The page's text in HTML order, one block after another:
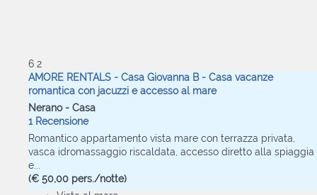
6 2
AMORE RENTALS - Casa Giovanna B - Casa vacanze
romantica con jacuzzi e accesso al mare
Nerano - Casa
1 Recensione
Romantico appartamento vista mare con terrazza privata,
vasca idromassaggio riscaldata, accesso diretto alla spiaggia
e...
(€ 50,00 pers./notte)